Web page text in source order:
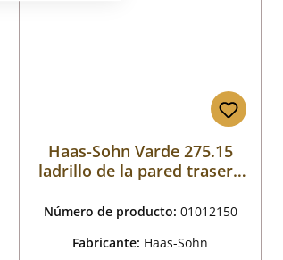
Haas-Sohn Varde 275.15
ladrillo de la pared trasera
Número de producto: 01012150
Fabricante: Haas-Sohn